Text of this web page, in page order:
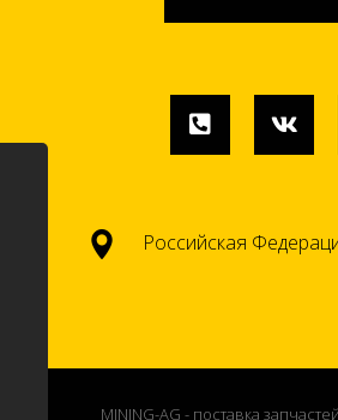
Российская
MINING-AG - поставка